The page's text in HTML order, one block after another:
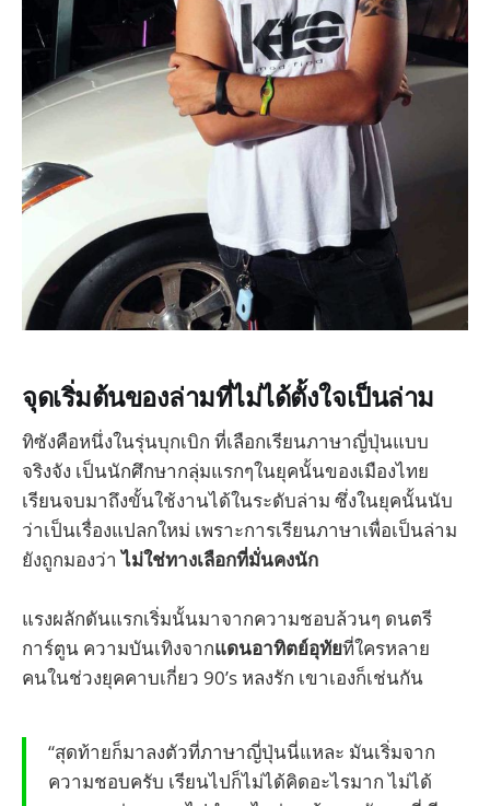
จุดเริ่มต้นของล่ามที่ไม่ได้ตั้งใจเป็นล่าม
ทิซังคือหนึ่งในรุ่นบุกเบิก ที่เลือกเรียนภาษาญี่ปุ่นแบบ
จริงจัง เป็นนักศึกษากลุ่มแรกๆในยุคนั้นของเมืองไทย
เรียนจบมาถึงขั้นใช้งานได้ในระดับล่าม ซึ่งในยุคนั้นนับ
ว่าเป็นเรื่องแปลกใหม่ เพราะการเรียนภาษาเพื่อเป็นล่าม
ยังถูกมองว่าไม่ใช่ทางเลือกที่มั่นคงนัก
แรงผลักดันแรกเริ่มนั้นมาจากความชอบล้วนๆ ดนตรี
การ์ตูน ความบันเทิงจากแดนอาทิตย์อุทัยที่ใครหลาย
คนในช่วงยุคคาบเกี่ยว 90’s หลงรัก เขาเองก็เช่นกัน
“สุดท้ายก็มาลงตัวที่ภาษาญี่ปุ่นนี่แหละ มันเริ่มจาก
ความชอบครับ เรียนไปก็ไม่ได้คิดอะไรมาก ไม่ได้